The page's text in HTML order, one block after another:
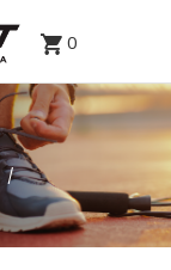
0
/